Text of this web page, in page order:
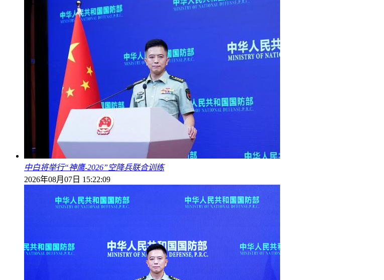
中白将举行“神鹰-2026”空降兵联合训练
2026年08月07日 15:22:09